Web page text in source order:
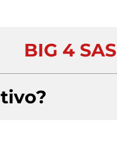
BIG 4 SAS